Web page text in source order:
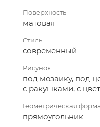
Поверхность
матовая
Стиль
современный
Рисунок
под мозаику, под
с ракушками, с
Геометрическая форма
прямоугольник